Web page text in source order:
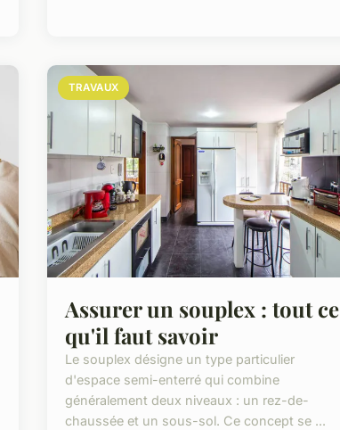
TRAVAUX
Assurer un souplex : tout ce
qu'il faut savoir
Le souplex désigne un type particulier
d'espace semi-enterré qui combine
généralement deux niveaux : un rez-de-
chaussée et un sous-sol. Ce concept se ...